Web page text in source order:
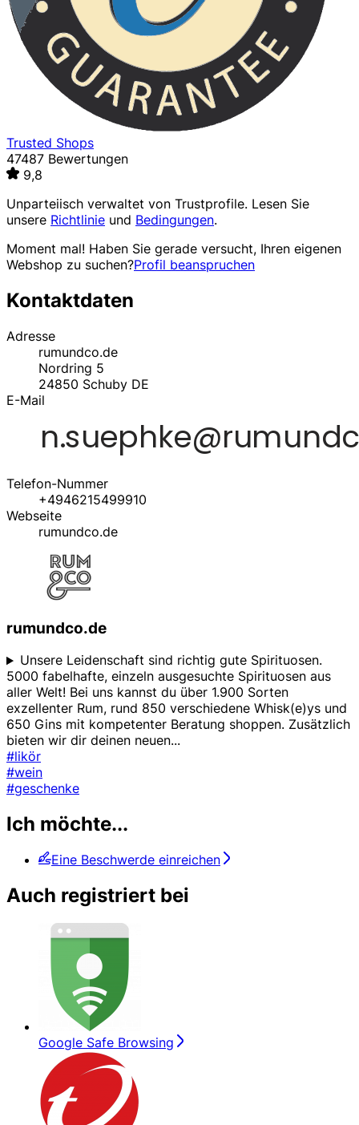
Trusted Shops
47487 Bewertungen
9,8
Unparteiisch verwaltet von Trustprofile. Lesen Sie
unsere Richtlinie und Bedingungen.
Moment mal! Haben Sie gerade versucht, Ihren eigenen
Webshop zu suchen?Profil beanspruchen
Kontaktdaten
Adresse
rumundco.de
Nordring 5
24850 Schuby DE
E-Mail
Telefon-Nummer
+4946215499910
Webseite
rumundco.de
rumundco.de
Unsere Leidenschaft sind richtig gute Spirituosen.
5000 fabelhafte, einzeln ausgesuchte Spirituosen aus
aller Welt! Bei uns kannst du über 1.900 Sorten
exzellenter Rum, rund 850 verschiedene Whisk(e)ys und
650 Gins mit kompetenter Beratung shoppen. Zusätzlich
bieten wir dir deinen neuen...
#likör
#wein
#geschenke
Ich möchte...
Eine Beschwerde einreichen
Auch registriert bei
Google Safe Browsing